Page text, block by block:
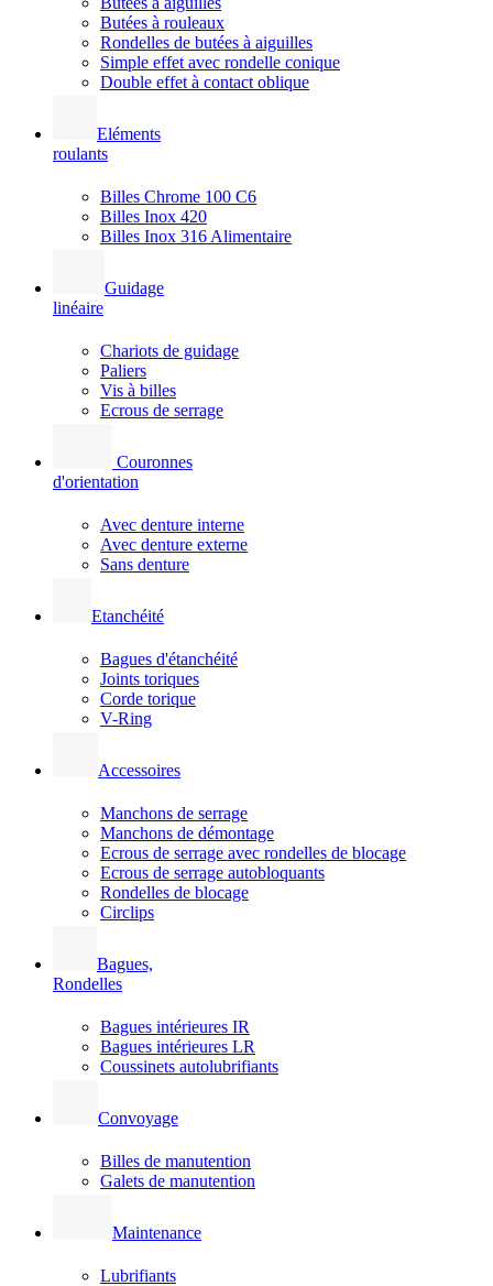
Butées à rouleaux
Rondelles de butées à aiguilles
Simple effet avec rondelle conique
Double effet à contact oblique
Eléments
roulants
Billes Chrome 100 C6
Billes Inox 420
Billes Inox 316 Alimentaire
Guidage
linéaire
Chariots de guidage
Paliers
Vis à billes
Ecrous de serrage
Couronnes
d'orientation
Avec denture interne
Avec denture externe
Sans denture
Etanchéité
Bagues d'étanchéité
Joints toriques
Corde torique
V-Ring
Accessoires
Manchons de serrage
Manchons de démontage
Ecrous de serrage avec rondelles de blocage
Ecrous de serrage autobloquants
Rondelles de blocage
Circlips
Bagues,
Rondelles
Bagues intérieures IR
Bagues intérieures LR
Coussinets autolubrifiants
Convoyage
Billes de manutention
Galets de manutention
Maintenance
Lubrifiants